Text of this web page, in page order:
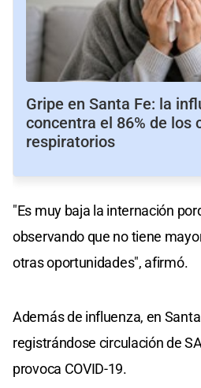
Gripe en Santa Fe: la
concentra el 86% de los
respiratorios
"Es muy baja la internación
observando que no tiene
otras oportunidades", afirmó.
Además de influenza, en
registrándose circulación de
provoca COVID-19.